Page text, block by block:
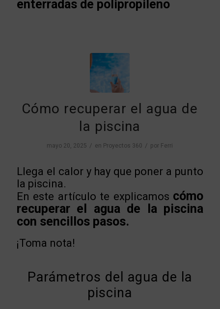
enterradas de polipropileno
Cómo recuperar el agua de
la piscina
mayo 20, 2025 / en Proyectos 360 / por Ferri
Llega el calor y hay que poner a punto
la piscina.
En este artículo te explicamos cómo
recuperar el agua de la piscina
con sencillos pasos.
¡Toma nota!
Parámetros del agua de la
piscina